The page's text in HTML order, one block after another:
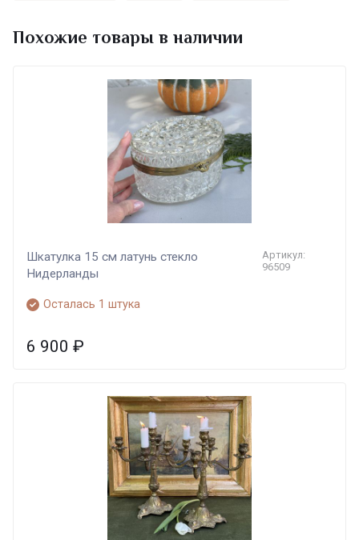
Похожие товары в наличии
Шкатулка 15 см латунь стекло
Нидерланды
Артикул:
96509
Осталась 1 штука
6 900 ₽